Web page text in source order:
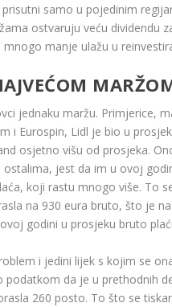
samo u pojedinim
ostvaruju veću dividendu
manje ulažu u
jednaku maržu. Primjerice,
i Eurospin, Lidl je bio u
osjetno višu od prosjeka.
jest da im u ovoj
koji rastu mnogo više. To
na 930 eura bruto, što je
godini u prosjeku bruto
i jedini lijek s kojim se
podatkom da je u prethodnih
260 posto. To što se